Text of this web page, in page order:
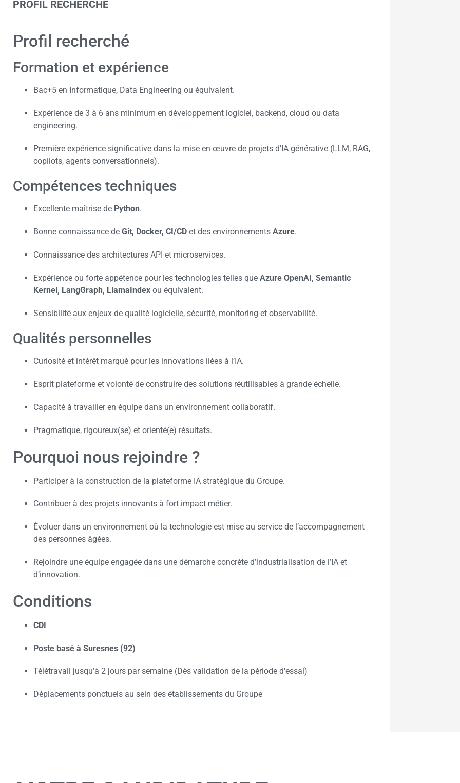
PROFIL RECHERCHÉ
Profil recherché
Formation et expérience
Bac+5 en Informatique, Data Engineering ou équivalent.
Expérience de 3 à 6 ans minimum en développement logiciel, backend, cloud ou data
engineering.
Première expérience significative dans la mise en œuvre de projets d’IA générative (LLM, RAG,
copilots, agents conversationnels).
Compétences techniques
Excellente maîtrise de Python.
Bonne connaissance de Git, Docker, CI/CD et des environnements Azure.
Connaissance des architectures API et microservices.
Expérience ou forte appétence pour les technologies telles que Azure OpenAI, Semantic
Kernel, LangGraph, LlamaIndex ou équivalent.
Sensibilité aux enjeux de qualité logicielle, sécurité, monitoring et observabilité.
Qualités personnelles
Curiosité et intérêt marqué pour les innovations liées à l’IA.
Esprit plateforme et volonté de construire des solutions réutilisables à grande échelle.
Capacité à travailler en équipe dans un environnement collaboratif.
Pragmatique, rigoureux(se) et orienté(e) résultats.
Pourquoi nous rejoindre ?
Participer à la construction de la plateforme IA stratégique du Groupe.
Contribuer à des projets innovants à fort impact métier.
Évoluer dans un environnement où la technologie est mise au service de l’accompagnement
des personnes âgées.
Rejoindre une équipe engagée dans une démarche concrète d’industrialisation de l’IA et
d’innovation.
Conditions
CDI
Poste basé à Suresnes (92)
Télétravail jusqu’à 2 jours par semaine (Dès validation de la période d'essai)
Déplacements ponctuels au sein des établissements du Groupe